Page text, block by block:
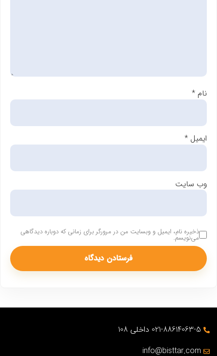
نام *
ایمیل *
وب‌ سایت
ذخیره نام، ایمیل و وبسایت من در مرورگر برای زمانی که دوباره دیدگاهی
می‌نویسم.
021-88614063-5 داخلی 108
info@bisttar.com